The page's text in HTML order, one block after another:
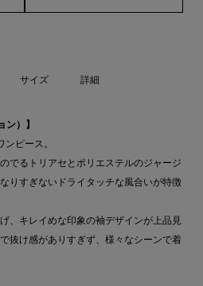
サイズ 詳細
ン）】
ピース。
でるトリアセとポリエステルのジャージ
りすぎないドライタッチな風合いが特徴
、キレイめな印象の袖デザインが上品見
抜け感がありすぎず、様々なシーンで着